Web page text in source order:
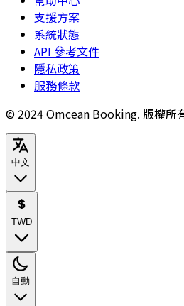
支援方案
系統狀態
API 參考文件
隱私政策
服務條款
© 2024 Omcean Booking. 版權所
中文
TWD
自動